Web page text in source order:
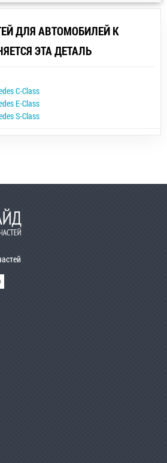
ДЛЯ АВТОМОБИЛЕЙ К
ЭТА ДЕТАЛЬ
C-Class
E-Class
S-Class